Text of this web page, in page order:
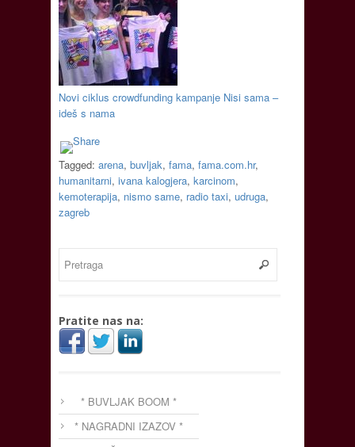
Novi ciklus crowdfunding kampanje Nisi sama –
ideš s nama
Tagged: arena, buvljak, fama, fama.com.hr,
humanitarni, ivana kalogjera, karcinom,
kemoterapija, nismo same, radio taxi, udruga,
zagreb
Pratite nas na:
* BUVLJAK BOOM *
* NAGRADNI IZAZOV *